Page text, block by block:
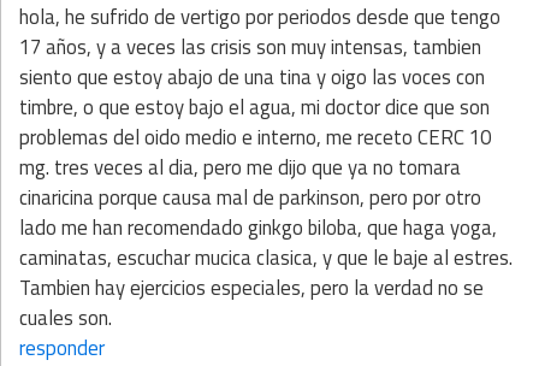
hola, he sufrido de vertigo por periodos desde que tengo
17 años, y a veces las crisis son muy intensas, tambien
siento que estoy abajo de una tina y oigo las voces con
timbre, o que estoy bajo el agua, mi doctor dice que son
problemas del oido medio e interno, me receto CERC 10
mg. tres veces al dia, pero me dijo que ya no tomara
cinaricina porque causa mal de parkinson, pero por otro
lado me han recomendado ginkgo biloba, que haga yoga,
caminatas, escuchar mucica clasica, y que le baje al estres.
Tambien hay ejercicios especiales, pero la verdad no se
cuales son.
responder